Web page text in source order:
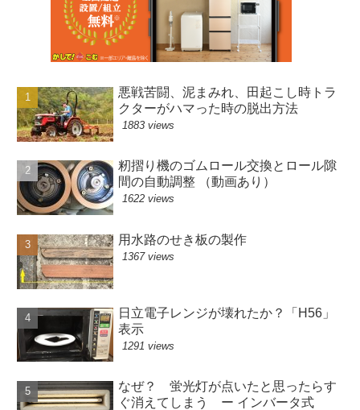
悪戦苦闘、泥まみれ、田起こし時トラ
クターがハマった時の脱出方法
1883 views
籾摺り機のゴムロール交換とロール隙
間の自動調整 （動画あり）
1622 views
用水路のせき板の製作
1367 views
日立電子レンジが壊れたか？「H56」
表示
1291 views
なぜ？ 蛍光灯が点いたと思ったらす
ぐ消えてしまう ー インバータ式